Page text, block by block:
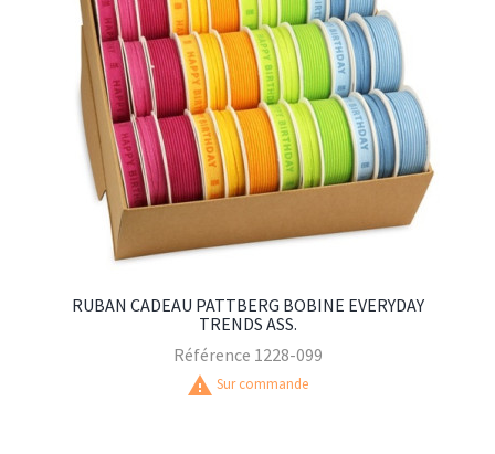
RUBAN CADEAU PATTBERG BOBINE EVERYDAY
TRENDS ASS.
Référence 1228-099
warning Sur commande